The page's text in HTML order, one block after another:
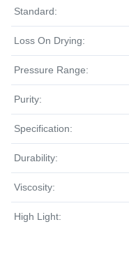
Standard:
Loss On Drying:
Pressure Range:
Purity:
Specification:
Durability:
Viscosity:
High Light: